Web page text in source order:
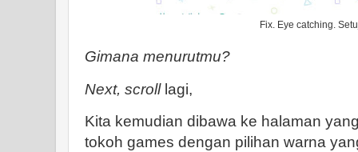
Fix. Eye catching.
Gimana menurutmu?
Next, scrolllagi,
Kita kemudian dibawa ke halaman
tokoh games dengan pilihan warna